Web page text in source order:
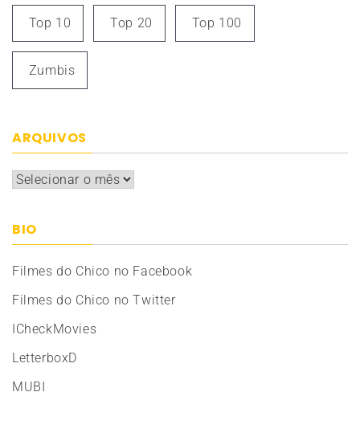
Top 10 Top 20 Top 100
Zumbis
ARQUIVOS
Arquivos
BIO
Filmes do Chico no Facebook
Filmes do Chico no Twitter
ICheckMovies
LetterboxD
MUBI